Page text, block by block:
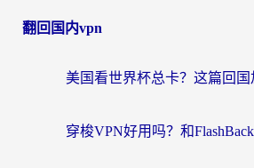
翻回国内vpn